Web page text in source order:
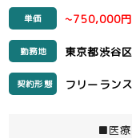
単価 ~750,000円
勤務地 東京都渋谷
契約形態 フリーランス
■医療